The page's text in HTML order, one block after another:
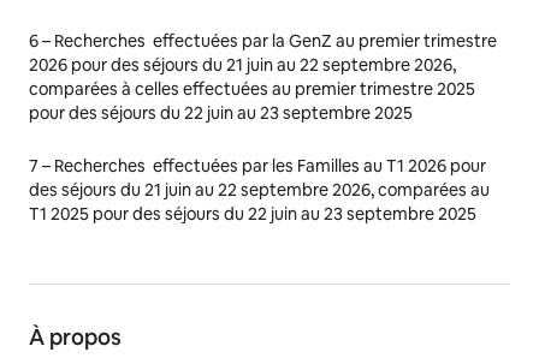
6 – Recherches effectuées par la GenZ au premier trimestre
2026 pour des séjours du 21 juin au 22 septembre 2026,
comparées à celles effectuées au premier trimestre 2025
pour des séjours du 22 juin au 23 septembre 2025
7 – Recherches effectuées par les Familles au T1 2026 pour
des séjours du 21 juin au 22 septembre 2026, comparées au
T1 2025 pour des séjours du 22 juin au 23 septembre 2025
À propos